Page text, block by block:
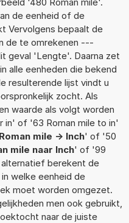
de eenheid of de
Vervolgens bepaalt de
de te omrekenen ---
geval 'Lengte'. Daarna zet
alle eenheden die bekend
resulterende lijst vindt u
zocht. Als
waarde als volgt worden
in' of '63 Roman mile to in'
Roman mile -> Inch' of '50
mile naar Inch' of '99
berekent de
welke eenheid de
moet worden omgezet.
men ook gebruikt,
naar de juiste